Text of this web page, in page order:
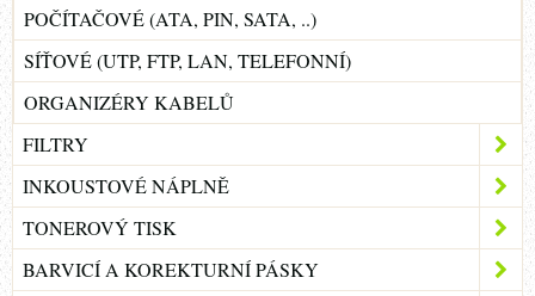
POČÍTAČOVÉ (ATA, PIN, SATA, ..)
SÍŤOVÉ (UTP, FTP, LAN, TELEFONNÍ)
ORGANIZÉRY KABELŮ
FILTRY
INKOUSTOVÉ NÁPLNĚ
TONEROVÝ TISK
BARVICÍ A KOREKTURNÍ PÁSKY